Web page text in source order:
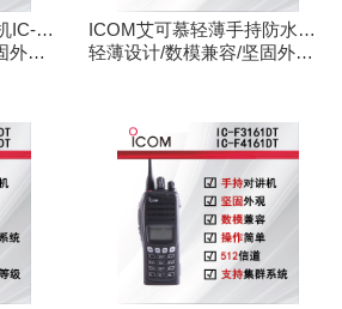
IC-
观/
ICOM艾可慕轻薄手持防水对
讲机IC-F52D
轻薄设计/数模兼容/坚固外观/